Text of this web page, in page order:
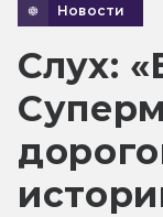
Новости
Слух: